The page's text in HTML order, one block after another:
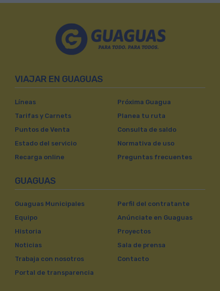
VIAJAR EN GUAGUAS
Líneas
Tarifas y Carnets
Puntos de Venta
Estado del servicio
Recarga online
Próxima Guagua
Planea tu ruta
Consulta de saldo
Normativa de uso
Preguntas frecuentes
GUAGUAS
Guaguas Municipales
Equipo
Historia
Noticias
Trabaja con nosotros
Portal de transparencia
Perfil del contratante
Anúnciate en Guaguas
Proyectos
Sala de prensa
Contacto